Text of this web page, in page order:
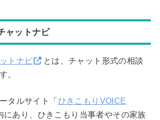
ャットナビ
トナビ
とは、チャット形式の相談
。
タルサイト「 ひきこもりVOICE
にあり、ひきこもり当事者やその家族